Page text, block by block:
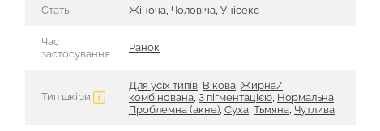
Стать Жіноча, Чоловіча, Унісекс
Час
застосування
Ранок
Тип шкіри
Для усіх типів, Вікова, Жирна/
комбінована, З пігментацією, Нормальна,
Проблемна (акне), Суха, Тьмяна, Чутлива